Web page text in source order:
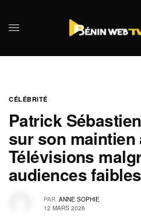
CÉLÉBRITÉ
Patrick
sur son maintien
Télévisions
audiences faibles
PAR ANNE SOPHIE
12 MARS 2026